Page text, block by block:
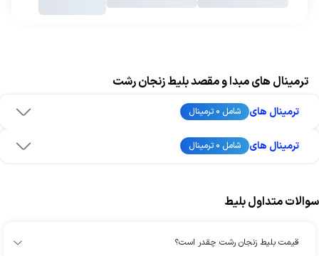
ترمینال های مبدا و مقصد بلیط زنجان رشت
ترمینال های شامل 0 ترمینال
ترمینال های شامل 0 ترمینال
سوالات متداول بلیط
قیمت بلیط زنجان رشت چقدر است؟